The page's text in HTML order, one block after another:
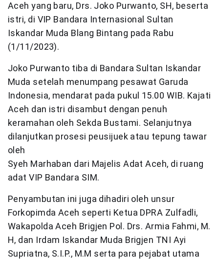
Aceh yang baru, Drs. Joko Purwanto, SH, beserta
istri, di VIP Bandara Internasional Sultan
Iskandar Muda Blang Bintang pada Rabu
(1/11/2023).
Joko Purwanto tiba di Bandara Sultan Iskandar
Muda setelah menumpang pesawat Garuda
Indonesia, mendarat pada pukul 15.00 WIB. Kajati
Aceh dan istri disambut dengan penuh
keramahan oleh Sekda Bustami. Selanjutnya
dilanjutkan prosesi peusijuek atau tepung tawar
oleh
Syeh Marhaban dari Majelis Adat Aceh, di ruang
adat VIP Bandara SIM.
Penyambutan ini juga dihadiri oleh unsur
Forkopimda Aceh seperti Ketua DPRA Zulfadli,
Wakapolda Aceh Brigjen Pol. Drs. Armia Fahmi, M.
H, dan Irdam Iskandar Muda Brigjen TNI Ayi
Supriatna, S.I.P., M.M serta para pejabat utama